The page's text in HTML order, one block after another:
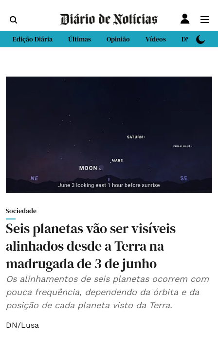
Edição Diária Últimas Opinião Vídeos DN Sport
Sociedade
Seis planetas vão ser visíveis
alinhados desde a Terra na
madrugada de 3 de junho
Os alinhamentos de seis planetas ocorrem com
pouca frequência, dependendo da órbita e da
posição de cada planeta visto da Terra.
DN/Lusa